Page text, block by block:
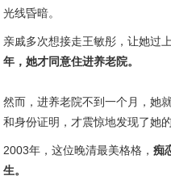
光线昏暗。
亲戚多次想接走王敏彤，让她过
年，她才同意住进养老院。
然而，进养老院不到一个月，她
和身份证明，才震惊地发现了她的
2003年，这位晚清最美格格， 痴
生。